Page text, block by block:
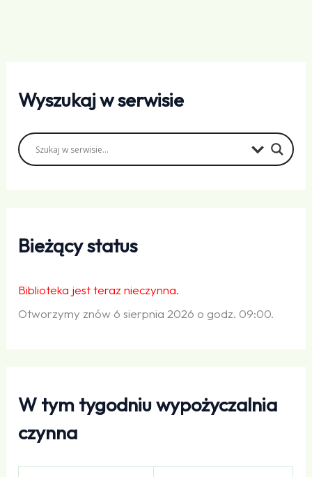
Wyszukaj w serwisie
Bieżący status
Biblioteka jest teraz nieczynna.
Otworzymy znów 6 sierpnia 2026 o godz. 09:00.
W tym tygodniu wypożyczalnia
czynna